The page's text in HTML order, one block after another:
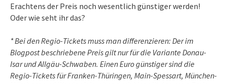
Erachtens der Preis noch wesentlich günstiger werden!
Oder wie seht ihr das?
* Bei den Regio-Tickets muss man differenzieren: Der im
Blogpost beschriebene Preis gilt nur für die Variante Donau-
Isar und Allgäu-Schwaben. Einen Euro günstiger sind die
Regio-Tickets für Franken-Thüringen, Main-Spessart, München-